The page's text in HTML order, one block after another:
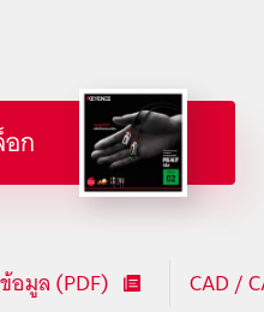
ก
อมูล (PDF) CAD /